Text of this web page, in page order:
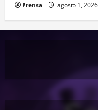
Prensa agosto 1, 2026